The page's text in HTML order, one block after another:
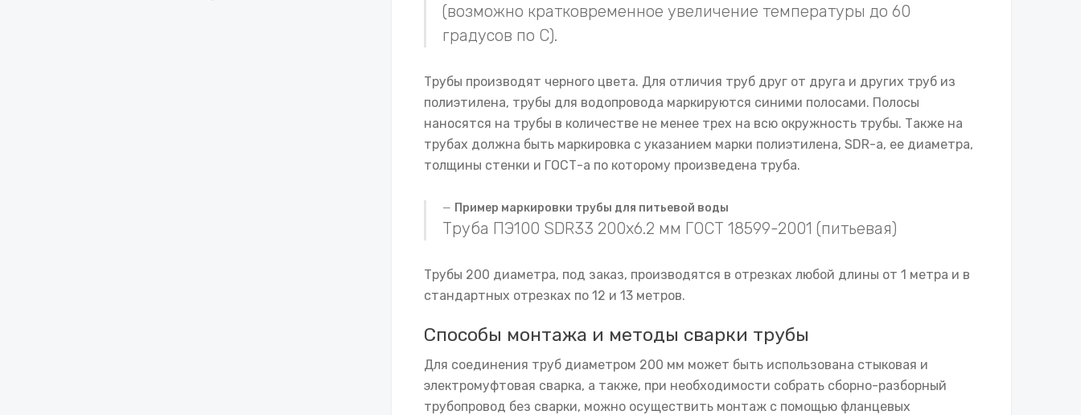
(возможно кратковременное увеличение температуры до 60
градусов по С).
Трубы производят черного цвета. Для отличия труб друг от друга и других труб из
полиэтилена, трубы для водопровода маркируются синими полосами. Полосы
наносятся на трубы в количестве не менее трех на всю окружность трубы. Также на
трубах должна быть маркировка с указанием марки полиэтилена, SDR-а, ее диаметра,
толщины стенки и ГОСТ-а по которому произведена труба.
Пример маркировки трубы для питьевой воды
Труба ПЭ100 SDR33 200х6.2 мм ГОСТ 18599-2001 (питьевая)
Трубы 200 диаметра, под заказ, производятся в отрезках любой длины от 1 метра и в
стандартных отрезках по 12 и 13 метров.
Способы монтажа и методы сварки трубы
Для соединения труб диаметром 200 мм может быть использована стыковая и
электромуфтовая сварка, а также, при необходимости собрать сборно-разборный
трубопровод без сварки, можно осуществить монтаж с помощью фланцевых